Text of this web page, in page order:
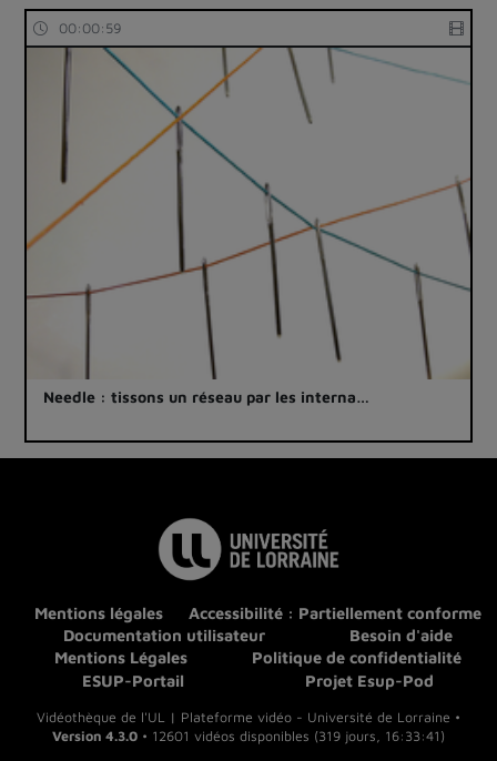
00:00:59
Needle : tissons un réseau par les interna…
Mentions légales
Accessibilité : Partiellement conforme
Documentation utilisateur
Besoin d'aide
Mentions Légales
Politique de confidentialité
ESUP-Portail
Projet Esup-Pod
Vidéothèque de l'UL | Plateforme vidéo - Université de Lorraine •
Version 4.3.0 • 12601 vidéos disponibles (319 jours, 16:33:41)